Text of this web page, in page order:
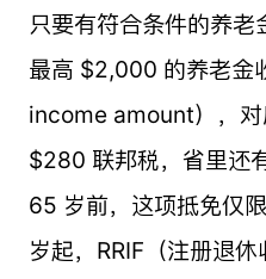
只要有符合条件的养
最高 $2,000 的养老金
income amount），
$280 联邦税，省里还
65 岁前，这项抵免仅
岁起，RRIF（注册退